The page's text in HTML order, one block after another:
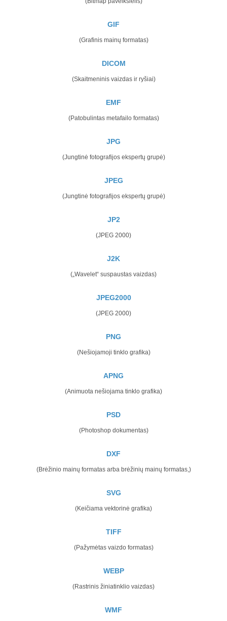
GIF
(Grafinis mainų formatas)
DICOM
(Skaitmeninis vaizdas ir ryšiai)
EMF
(Patobulintas metafailo formatas)
JPG
(Jungtinė fotografijos ekspertų grupė)
JPEG
(Jungtinė fotografijos ekspertų grupė)
JP2
(JPEG 2000)
J2K
(„Wavelet“ suspaustas vaizdas)
JPEG2000
(JPEG 2000)
PNG
(Nešiojamoji tinklo grafika)
APNG
(Animuota nešiojama tinklo grafika)
PSD
(Photoshop dokumentas)
DXF
(Brėžinio mainų formatas arba brėžinių mainų formatas,)
SVG
(Keičiama vektorinė grafika)
TIFF
(Pažymėtas vaizdo formatas)
WEBP
(Rastrinis žiniatinklio vaizdas)
WMF